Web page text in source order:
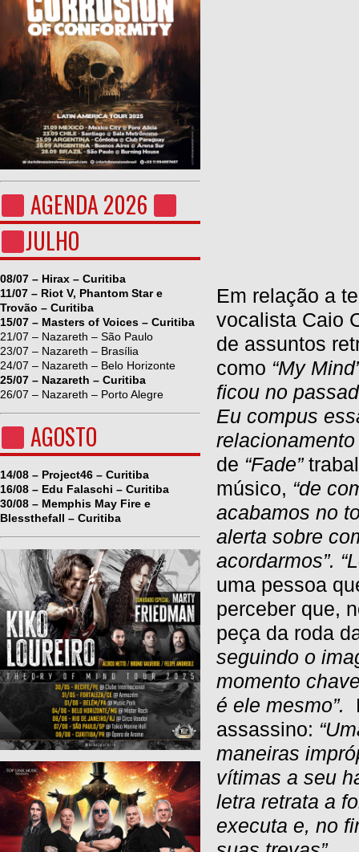
AGENDA 2026
JULHO
08/07 – Hirax – Curitiba
11/07 – Riot V, Phantom Star e
Trovão – Curitiba
15/07 – Masters of Voices – Curitiba
21/07 – Nazareth – São Paulo
23/07 – Nazareth – Brasília
24/07 – Nazareth – Belo Horizonte
25/07 – Nazareth – Curitiba
26/07 – Nazareth – Porto Alegre
AGOSTO
14/08 – Project46 – Curitiba
16/08 – Edu Falaschi – Curitiba
30/08 – Memphis May Fire e
Blessthefall – Curitiba
Em relação a
vocalista Caio
de assuntos
como “My
ficou no
Eu compus
de “Fade”
músico, “de
acabamos no
alerta sobre
acordarmos”.
uma pessoa
perceber que,
peça da roda
seguindo o
momento
é ele mesmo”.
assassino:
maneiras
vítimas a seu
letra retrata a
executa e, no